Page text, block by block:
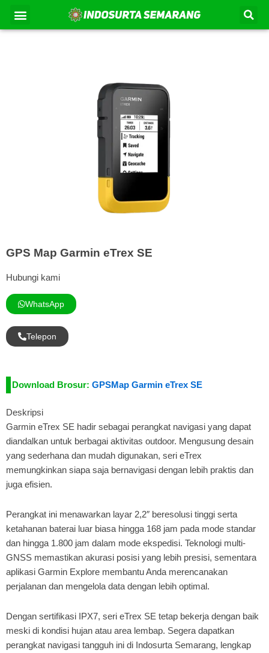
konten
Menu
GPS Map Garmin eTrex SE
Hubungi kami
WhatsApp
Telepon
Download Brosur:GPSMap Garmin eTrex SE
Deskripsi
Garmin eTrex SE hadir sebagai perangkat navigasi yang dapat
diandalkan untuk berbagai aktivitas outdoor. Mengusung desain
yang sederhana dan mudah digunakan, seri eTrex
memungkinkan siapa saja bernavigasi dengan lebih praktis dan
juga efisien.
Perangkat ini menawarkan layar 2,2″ beresolusi tinggi serta
ketahanan baterai luar biasa hingga 168 jam pada mode standar
dan hingga 1.800 jam dalam mode ekspedisi. Teknologi multi-
GNSS memastikan akurasi posisi yang lebih presisi, sementara
aplikasi Garmin Explore membantu Anda merencanakan
perjalanan dan mengelola data dengan lebih optimal.
Dengan sertifikasi IPX7, seri eTrex SE tetap bekerja dengan baik
meski di kondisi hujan atau area lembap. Segera dapatkan
perangkat navigasi tangguh ini di Indosurta Semarang, lengkap